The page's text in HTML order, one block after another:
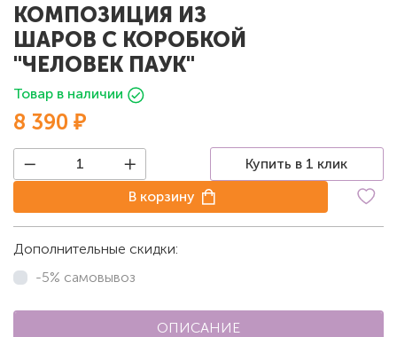
КОМПОЗИЦИЯ ИЗ
ШАРОВ С КОРОБКОЙ
"ЧЕЛОВЕК ПАУК"
Товар в наличии
8 390 ₽
Купить в 1 клик
В корзину
Дополнительные скидки:
-5% самовывоз
ОПИСАНИЕ